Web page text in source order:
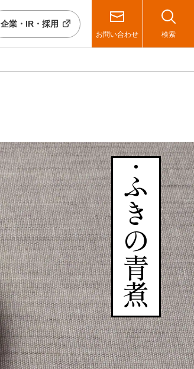
企業・IR・採用
お問い合わせ 検索
ふきの青煮